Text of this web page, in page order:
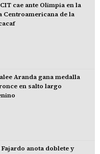
cae ante Olimpia en la
Centroamericana de la
Aranda gana medalla
en salto largo
Fajardo anota doblete y